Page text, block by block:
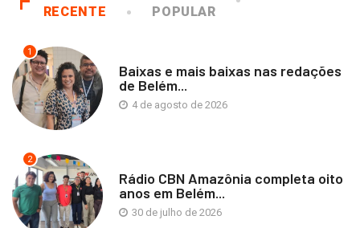
RECENTE POPULAR
1
Baixas e mais baixas nas redações
de Belém...
4 de agosto de 2026
2
Rádio CBN Amazônia completa oito
anos em Belém...
30 de julho de 2026